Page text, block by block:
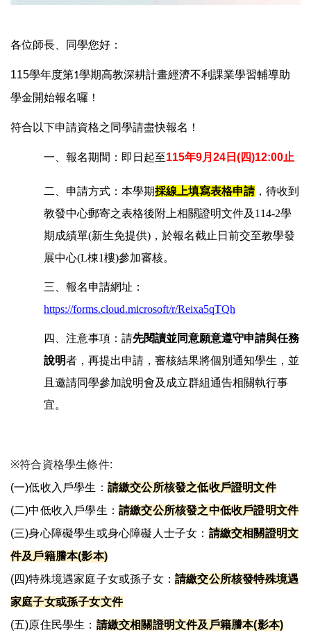
各位師長、同學您好：
115學年度第1學期高教深耕計畫經濟不利課業學習輔導助
學金開始報名囉！
符合以下申請資格之同學請盡快報名！
一、 報名期間：即日起至115年9月 24 日 (四)12:00止
二、 申請方式：本學期採線上填寫表格申請，待收到
教發中心郵寄之表格後附上相關證明文件及114-2學
期成績單(新生免提供)，於報名截止日前交至教學發
展中心(L棟1樓)參加審核。
三、報名申請網址：
https://forms.cloud.microsoft/r/Reixa5qTQh
四、 注意事項：請先閱讀並同意願意遵守申請與任務
說明者，再提出申請，審核結果將個別通知學生，並
且邀請同學參加說明會及成立群組通告相關執行事
宜。
※符合資格學生條件:
(一)低收入戶學生： 請繳交公所核發之低收戶證明文件
(二)中低收入戶學生：請繳交公所核發之中低收戶證明文件
(三)身心障礙學生或身心障礙人士子女： 請繳交相關證明文
件及戶籍謄本(影本)
(四)特殊境遇家庭子女或孫子女：請繳交公所核發特殊境遇
家庭子女或孫子女文件
(五)原住民學生： 請繳交相關證明文件及戶籍謄本(影本)